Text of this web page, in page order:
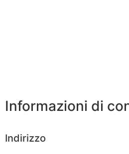
Informazioni di
Indirizzo